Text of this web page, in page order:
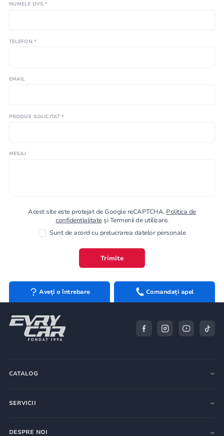
NUMELE DVS *
TELEFON *
EMAIL
PRODUS SOLICITAT *
MESAJ
Acest site este protejat de Google reCAPTCHA. Politica de
confidențialitateși Termenii de utilizare.
Sunt de acord cu prelucrarea datelor personale
Trimite
Aveți o întrebare Comandați apel
CATALOG
SERVICII
DESPRE NOI